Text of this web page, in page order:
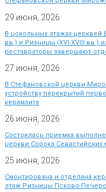
29 июня, 2026
В цокольных этажах церквей
вв.) и Ризницы (XVI-XVIII вв.)
реставраторы завершают
27 июня, 2026
В Стефановской церкви
устройству перекрытий
керамзита
26 июня, 2026
Состоялась приемка
церкви Сорока
25 июня, 2026
Смонтирована и отделана
этаж Ризницы Псково-